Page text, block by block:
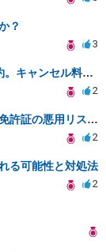
？
3
結婚式場の金額ミスによる2週間での解約。キャンセル料10万円の免除は可能か。
2
出会い系で知り合った相手に詐欺被害、免許証の悪用リスクと対策。
2
る可能性と対処法
2